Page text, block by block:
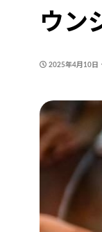
ウン
2025年4月10日